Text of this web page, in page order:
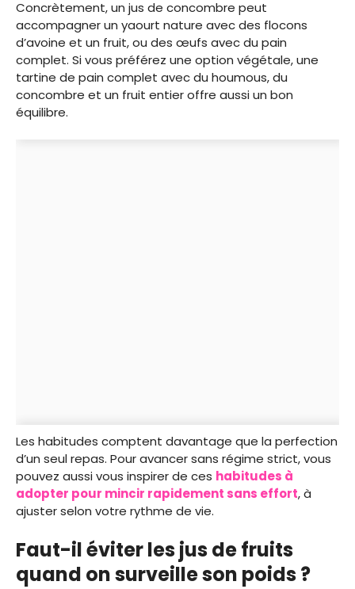
Concrètement, un jus de concombre peut
accompagner un yaourt nature avec des flocons
d’avoine et un fruit, ou des œufs avec du pain
complet. Si vous préférez une option végétale, une
tartine de pain complet avec du houmous, du
concombre et un fruit entier offre aussi un bon
équilibre.
Les habitudes comptent davantage que la perfection
d’un seul repas. Pour avancer sans régime strict, vous
pouvez aussi vous inspirer de ces habitudes à
adopter pour mincir rapidement sans effort, à
ajuster selon votre rythme de vie.
Faut-il éviter les jus de fruits
quand on surveille son poids ?